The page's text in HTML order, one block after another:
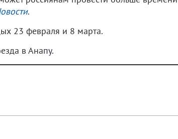
.
23 февраля и 8 марта.
в Анапу.